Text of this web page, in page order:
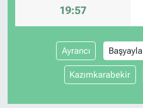
19:57
Ayrancı Başyayla
Kazımkarabekir